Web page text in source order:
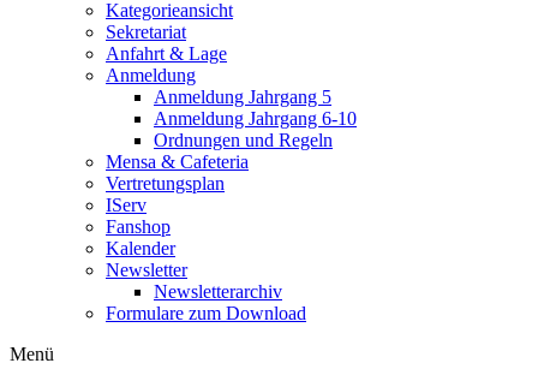
Kategorieansicht
Sekretariat
Anfahrt & Lage
Anmeldung
Anmeldung Jahrgang 5
Anmeldung Jahrgang 6-10
Ordnungen und Regeln
Mensa & Cafeteria
Vertretungsplan
IServ
Fanshop
Kalender
Newsletter
Newsletterarchiv
Formulare zum Download
Menü